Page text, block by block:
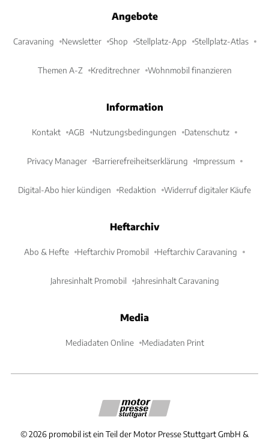
Angebote
Caravaning Newsletter Shop Stellplatz-App Stellplatz-Atlas
Themen A-Z Kreditrechner Wohnmobil finanzieren
Information
Kontakt AGB Nutzungsbedingungen Datenschutz
Privacy Manager Barrierefreiheitserklärung Impressum
Digital-Abo hier kündigen Redaktion Widerruf digitaler Käufe
Heftarchiv
Abo & Hefte Heftarchiv Promobil Heftarchiv Caravaning
Jahresinhalt Promobil Jahresinhalt Caravaning
Media
Mediadaten Online Mediadaten Print
©2026 promobil ist ein Teil der Motor Presse Stuttgart GmbH &